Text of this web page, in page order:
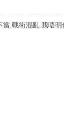
,戰術混亂.我唔明